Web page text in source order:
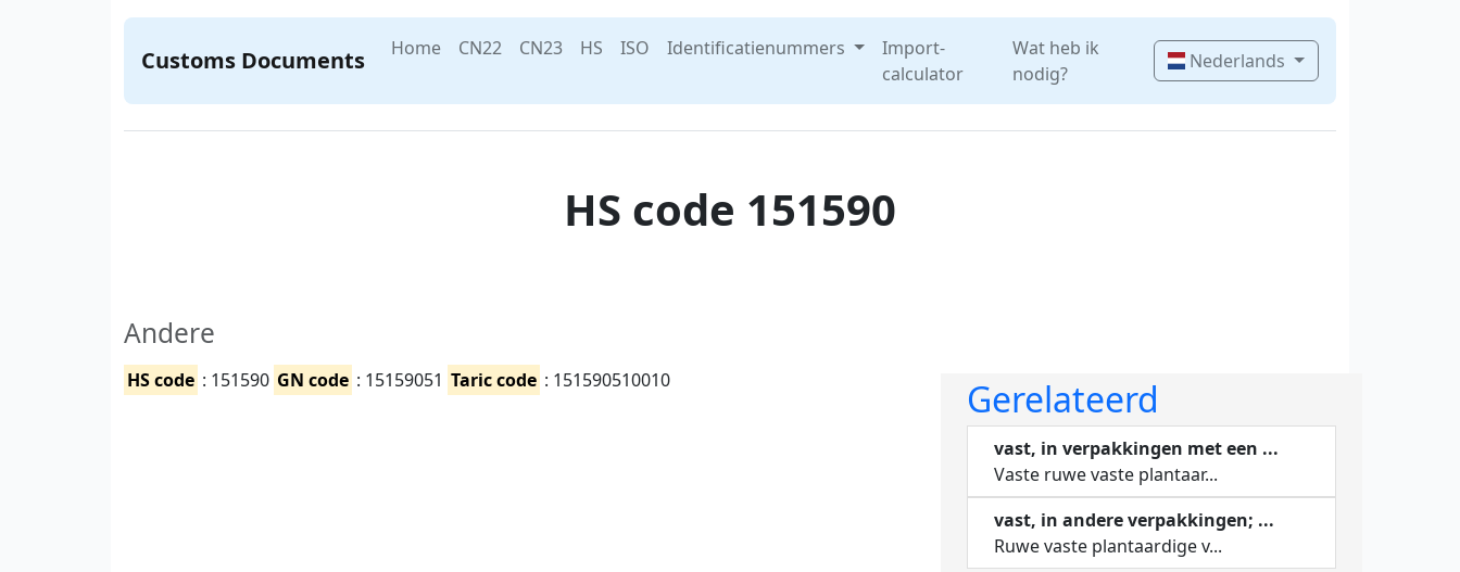
Customs Documents Home CN22 CN23 HS ISO Identificatienummers
Import-
calculator
Wat heb ik
nodig?
Nederlands
HS code 151590
Andere
HS code : 151590 GN code : 15159051 Taric code : 151590510010 Gerelateerd
vast, in verpakkingen met een ...
Vaste ruwe vaste plantaar...
vast, in andere verpakkingen; ...
Ruwe vaste plantaardige v...